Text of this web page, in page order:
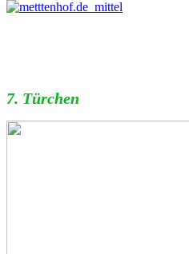
7. Türchen